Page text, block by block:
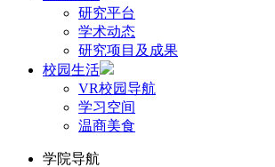
研究平台
学术动态
研究项目及成果
校园生活
VR校园导航
学习空间
温商美食
学院导航